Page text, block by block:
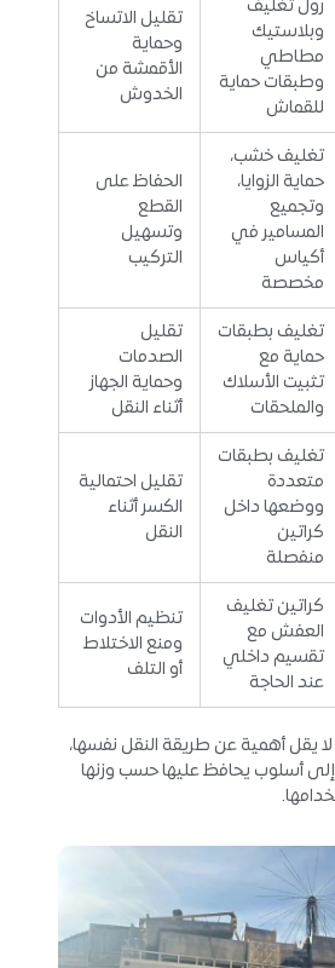
رول تغليف
وبلاستيك
مطاطي
وطبقات حماية
للقماش
تقليل الاتساخ
وحماية
الأقمشة من
الخدوش
تغليف خشب،
حماية الزوايا،
وتجميع
المسامير في
أكياس
مخصصة
الحفاظ على
القطع
وتسهيل
التركيب
تغليف بطبقات
حماية مع
تثبيت الأسلاك
والملحقات
تقليل
الصدمات
وحماية الجهاز
أثناء النقل
تغليف بطبقات
متعددة
ووضعها داخل
كراتين
منفصلة
تقليل احتمالية
الكسر أثناء
النقل
كراتين تغليف
العفش مع
تقسيم داخلي
عند الحاجة
تنظيم الأدوات
ومنع الاختلاط
أو التلف
لا يقل أهمية عن طريقة النقل نفسها،
أسلوب يحافظ عليها حسب وزنها